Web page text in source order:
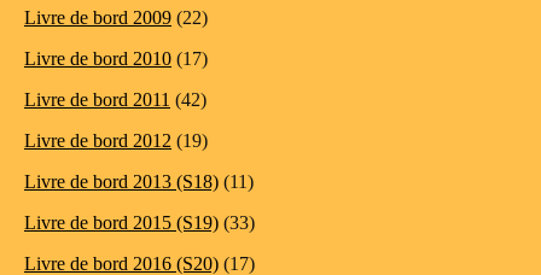
Livre de bord 2009 (22)
Livre de bord 2010 (17)
Livre de bord 2011 (42)
Livre de bord 2012 (19)
Livre de bord 2013 (S18) (11)
Livre de bord 2015 (S19) (33)
Livre de bord 2016 (S20) (17)